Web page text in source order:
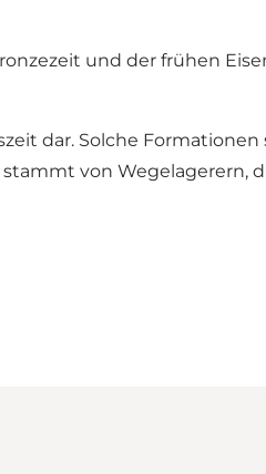
und der frühen
dar. Solche
von Wegelagerern,